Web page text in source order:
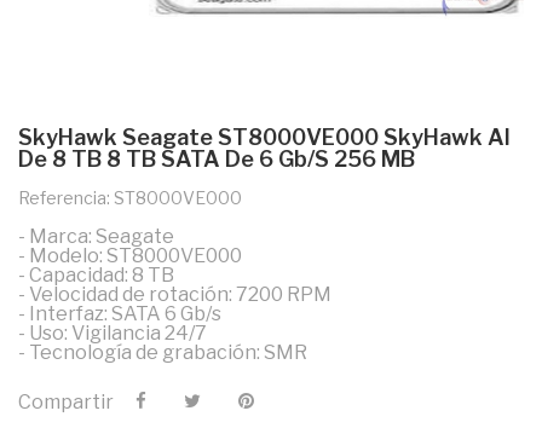
SkyHawk Seagate ST8000VE000 SkyHawk AI
De 8 TB 8 TB SATA De 6 Gb/s 256 MB
Referencia: ST8000VE000
- Marca: Seagate
- Modelo: ST8000VE000
- Capacidad: 8 TB
- Velocidad de rotación: 7200 RPM
- Interfaz: SATA 6 Gb/s
- Uso: Vigilancia 24/7
- Tecnología de grabación: SMR
Compartir